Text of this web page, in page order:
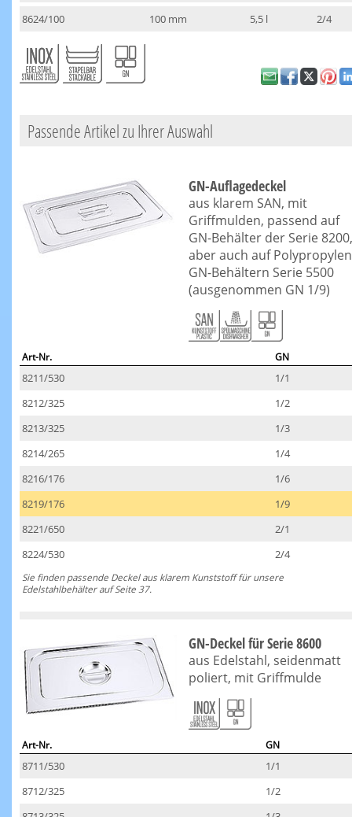
8624/100 100 mm 5,5 l 2/4
Passende Artikel zu Ihrer Auswahl
GN-Auflagedeckel
aus klarem SAN, mit
Griffmulden, passend auf
GN-Behälter der Serie 8200,
aber auch auf
GN-Behältern Serie 5500
(ausgenommen GN 1/9)
Art-Nr. GN
8211/530
1/1
8212/325
1/2
8213/325
1/3
8214/265
1/4
8216/176
1/6
8219/176
1/9
8221/650
2/1
8224/530
2/4
Sie finden passende Deckel aus klarem Kunststoff für unsere
Edelstahlbehälter auf Seite 37.
GN-Deckel für Serie 8600
aus Edelstahl, seidenmatt
poliert, mit Griffmulde
Art-Nr. GN
8711/530
1/1
8712/325
1/2